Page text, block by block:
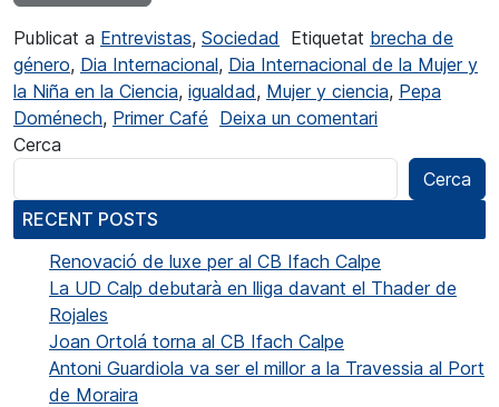
Publicat a Entrevistas, Sociedad Etiquetat brecha de
género, Dia Internacional, Dia Internacional de la Mujer y
la Niña en la Ciencia, igualdad, Mujer y ciencia, Pepa
Doménech, Primer Café Deixa un comentari
Cerca
Cerca
RECENT POSTS
Renovació de luxe per al CB Ifach Calpe
La UD Calp debutarà en lliga davant el Thader de
Rojales
Joan Ortolá torna al CB Ifach Calpe
Antoni Guardiola va ser el millor a la Travessia al Port
de Moraira